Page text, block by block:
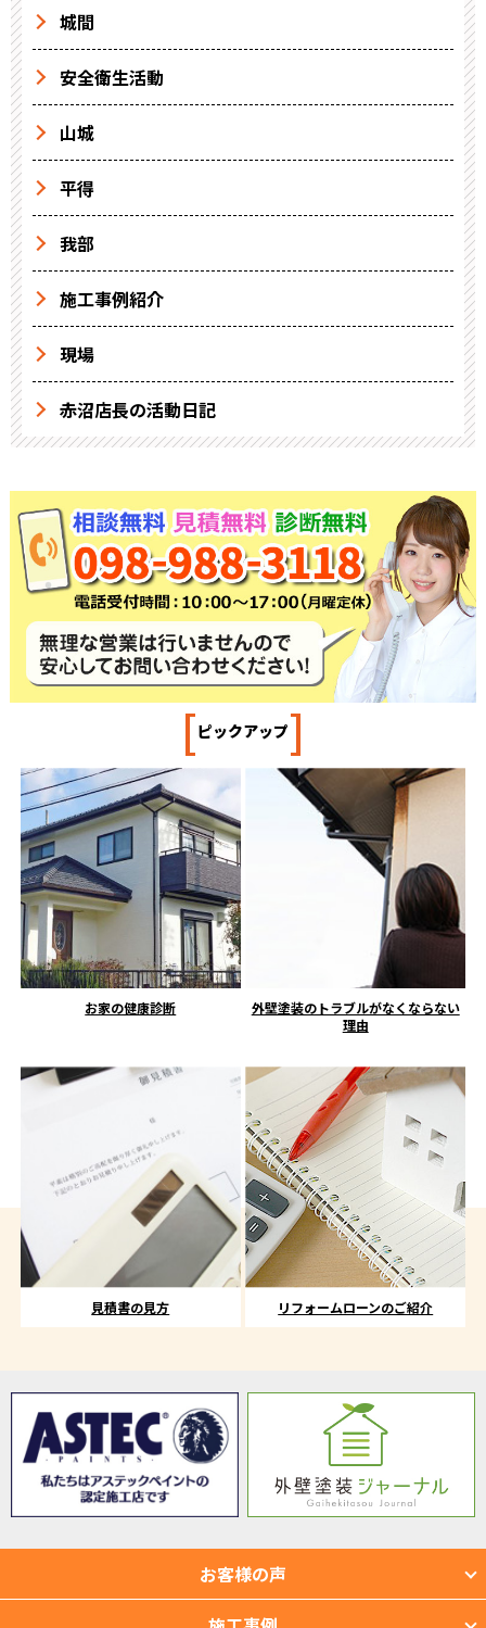
城間
安全衛生活動
山城
平得
我部
施工事例紹介
現場
赤沼店長の活動日記
[ピックアップ]
お家の健康診断
外壁塗装のトラブルがなくならない
理由
見積書の見方 リフォームローンのご紹介
お客様の声